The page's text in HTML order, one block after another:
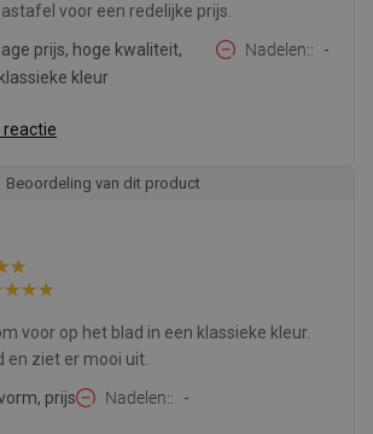
voor een redelijke prijs.
lage prijs, hoge kwaliteit,
klassieke kleur
Nadelen: -
reactie
Beoordeling van dit product
voor op het blad in een klassieke kleur.
en ziet er mooi uit.
prijs Nadelen: -